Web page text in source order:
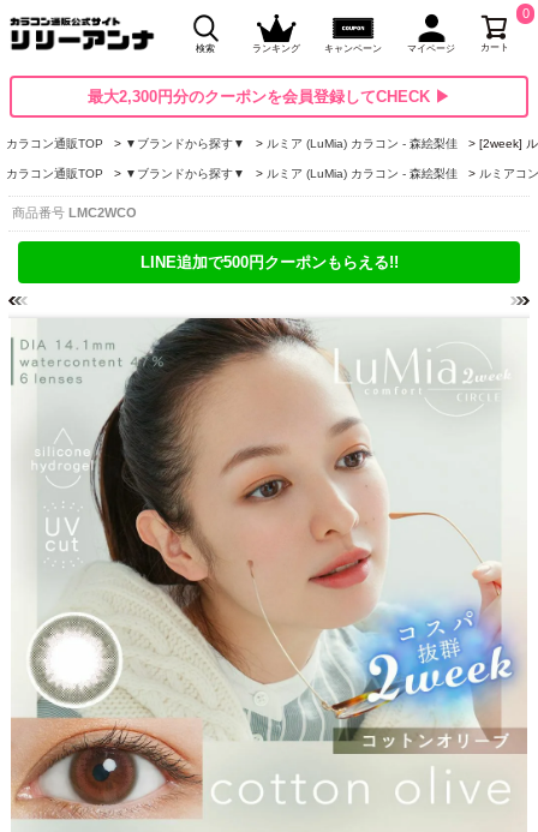
検索 ランキング キャンペーン マイページ カート
0
最大2,300円分のクーポンを会員登録してCHECK ▶
カラコン通販TOP ▼ブランドから探す▼ ルミア (LuMia) カラコン - 森絵梨佳 [2week]
カラコン通販TOP ▼ブランドから探す▼ ルミア (LuMia) カラコン - 森絵梨佳 ルミアコ
商品番号 LMC2WCO
LINE追加で500円クーポンもらえる!!